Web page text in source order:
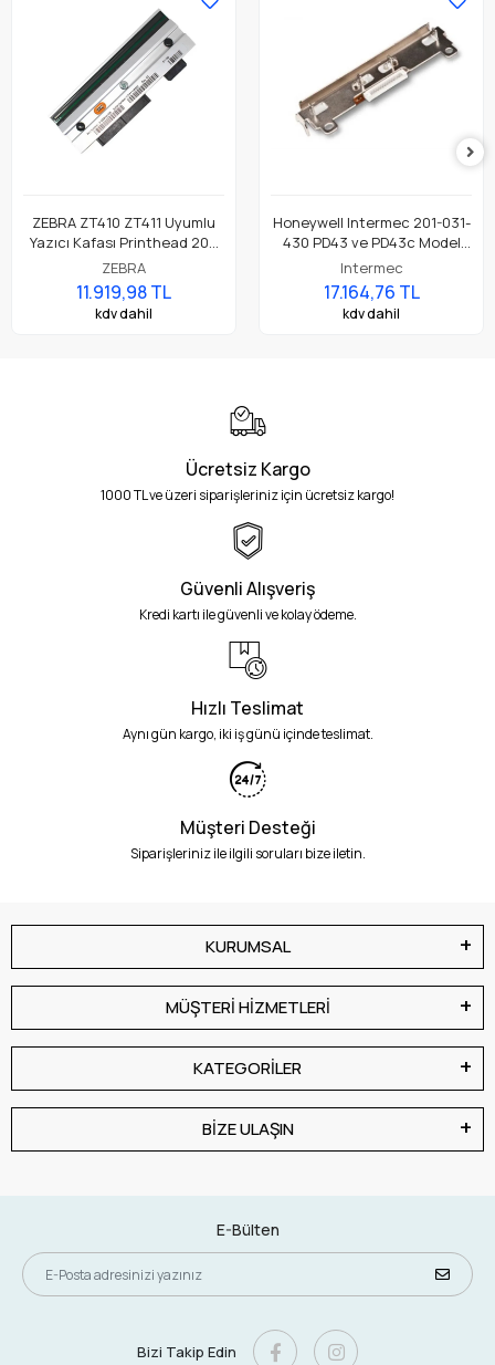
ZEBRA ZT410 ZT411 Uyumlu
Yazıcı Kafası Printhead 203
Dpi Parça No: P1058930-009
ZEBRA
11.919,98 TL
kdv dahil
Honeywell Intermec 201-031-
430 PD43 ve PD43c Model
Barkod Etiket Yazıcı 203 Dpi
Termal Baskı Kafası
Intermec
17.164,76 TL
kdv dahil
Ücretsiz Kargo
1000 TL ve üzeri siparişleriniz için ücretsiz kargo!
Güvenli Alışveriş
Kredi kartı ile güvenli ve kolay ödeme.
Hızlı Teslimat
Aynı gün kargo, iki iş günü içinde teslimat.
Müşteri Desteği
Siparişleriniz ile ilgili soruları bize iletin.
KURUMSAL
MÜŞTERİ HİZMETLERİ
KATEGORİLER
BİZE ULAŞIN
E-Bülten
Bizi Takip Edin